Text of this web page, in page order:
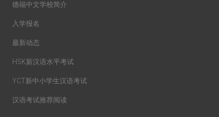
德福中文学校简介
入学报名
最新动态
HSK新汉语水平考试
YCT新中小学生汉语考试
汉语考试推荐阅读